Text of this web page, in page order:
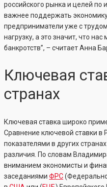
российского рынка и целей
важнее поддержать
предприниматели уже с
нагрузку, а это значит, что
банкротств”, – считает Анна
Ключевая
странах
Ключевая ставка широко
Сравнение ключевой ставки в
показателями в других
различия. По словам
вниманием экономисты и
заседаниями ФРС